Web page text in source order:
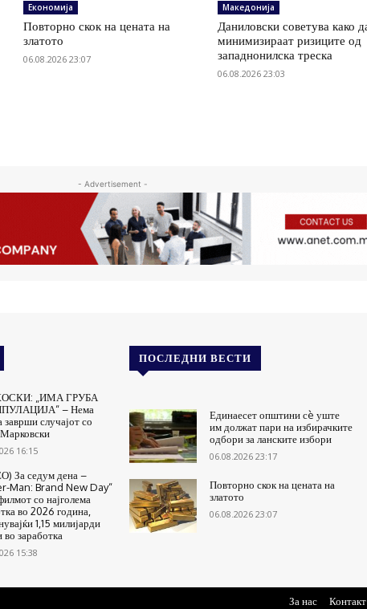
Економија
Повторно скок на цената на
златото
06.08.2026 23:07
Македонија
Даниловски советува како
минимизираат ризиците од
западнонилска треска
06.08.2026 23:03
- Advertisement -
„ИМА ГРУБА
– Нема
заврши случајот со
16:15
За седум дена –
Man: Brand New Day“
со најголема
во 2026 година,
1,15 милијарди
во заработка
15:38
ПОСЛЕДНИ ВЕСТИ
Единаесет општини сè уште
им должат пари на избирачките
одбори за ланските избори
06.08.2026 23:17
Повторно скок на цената на
златото
06.08.2026 23:07
За нас Контакт